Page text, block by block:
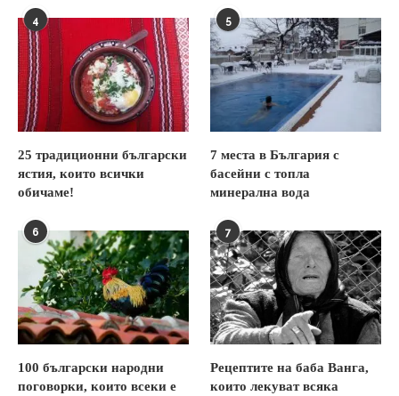
4
25 традиционни български
ястия, които всички
обичаме!
5
7 места в България с
басейни с топла
минерална вода
6
100 български народни
поговорки, които всеки е
7
Рецептите на баба Ванга,
които лекуват всяка